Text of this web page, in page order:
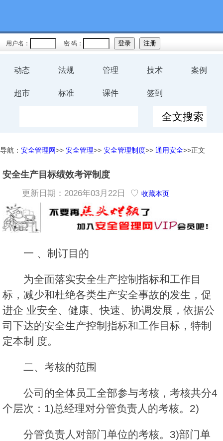
用户名： 密 码：
动态 法规 管理 技术 案例
超市 标准 课件 签到
导航： 安全管理网>> 安全管理>> 安全管理制度>> 通用安全>>正文
安全生产目标绩效考评制度
更新日期：2026年03月22日 ♡ 收藏本页
一 、制订目的
为全面落实安全生产控制指标和工作目
标，减少和杜绝各类生产安全事故的发生，促
进企 业安全、健康、快速、协调发展，依据公
司下达的安全生产控制指标和工作目标，特制
定本制 度。
二、考核的范围
公司的全体员工全部参与考核，考核共分4
个层次：1)总经理对分管负责人的考核。2)
分管负责人对部门单位的考核。3)部门单